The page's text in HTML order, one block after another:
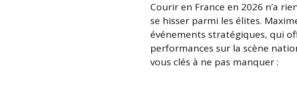
Courir en France en 2026 n’a
se hisser parmi les élites.
événements stratégiques, qui
performances sur la scène
vous clés à ne pas manquer :